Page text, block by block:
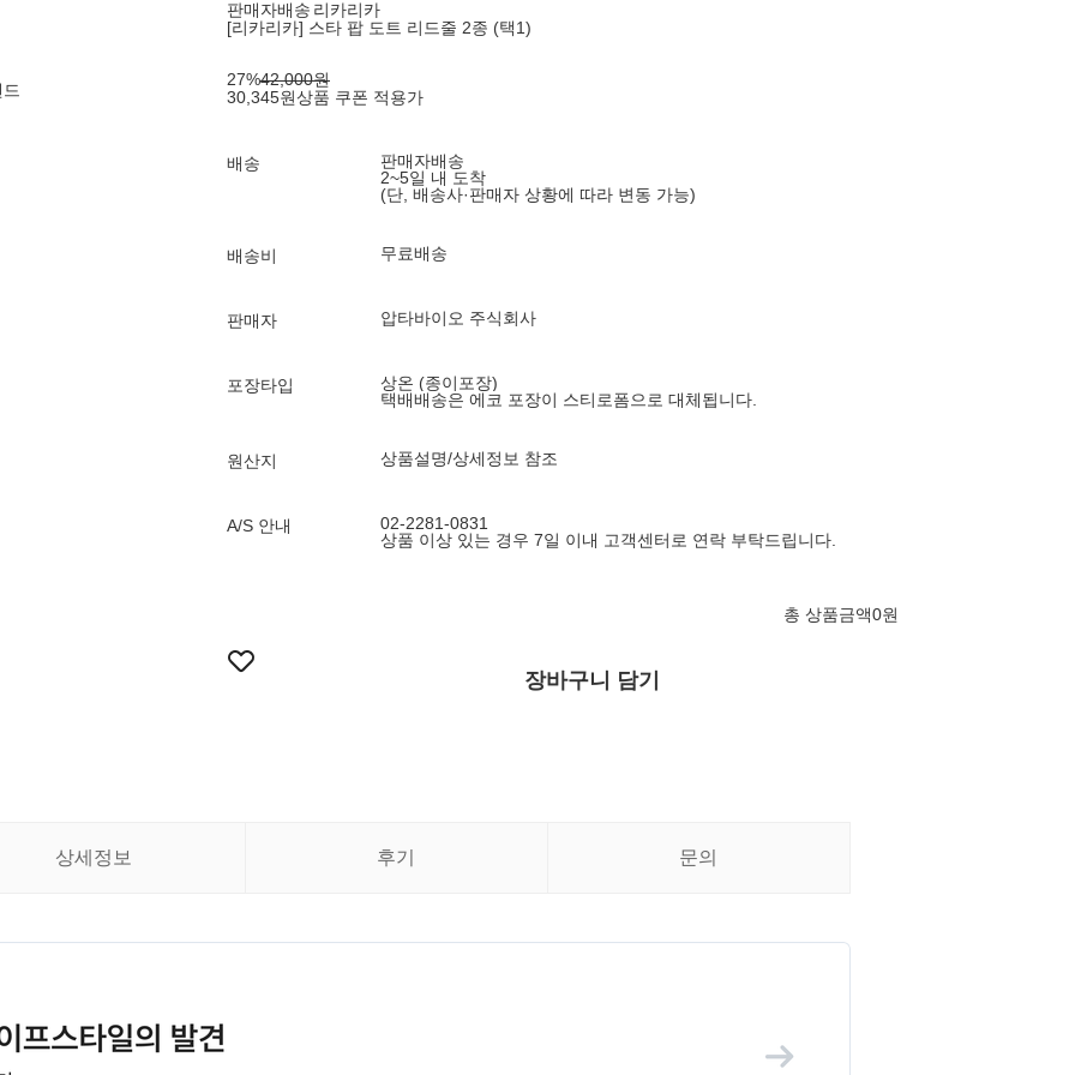
판매자배송 리카리카
[리카리카] 스타 팝 도트 리드줄 2종 (택1)
27%42,000원
30,345원상품 쿠폰 적용가
배송
판매자배송
2~5일 내 도착
(단, 배송사·판매자 상황에 따라 변동 가능)
배송비 무료배송
판매자 압타바이오 주식회사
포장타입
상온 (종이포장)
택배배송은 에코 포장이 스티로폼으로 대체됩니다.
원산지 상품설명/상세정보 참조
A/S 안내
02-2281-0831
상품 이상 있는 경우 7일 이내 고객센터로 연락 부탁드립니다.
총 상품금액0원
장바구니 담기
상세정보 후기 문의